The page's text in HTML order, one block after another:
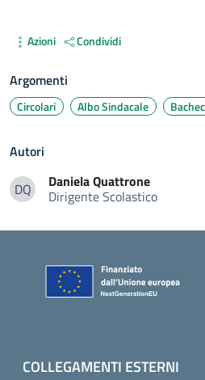
Azioni Condividi
Argomenti
Circolari Albo Sindacale
Autori
DQDaniela Quattrone
DanielaQuattrone
Dirigente Scolastico
COLLEGAMENTI ESTERNI